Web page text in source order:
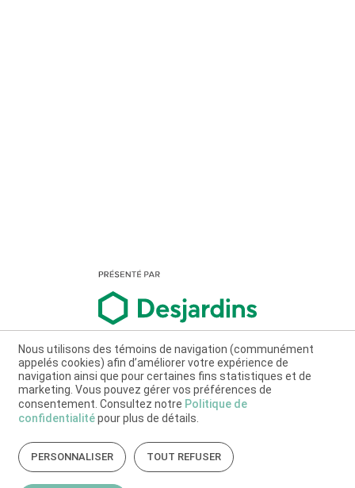
Nous utilisons des témoins de navigation (communément
appelés cookies) afin d’améliorer votre expérience de
navigation ainsi que pour certaines fins statistiques et de
marketing. Vous pouvez gérer vos préférences de
consentement. Consultez notre Politique de
confidentialitépour plus de détails.
PERSONNALISER TOUT REFUSER